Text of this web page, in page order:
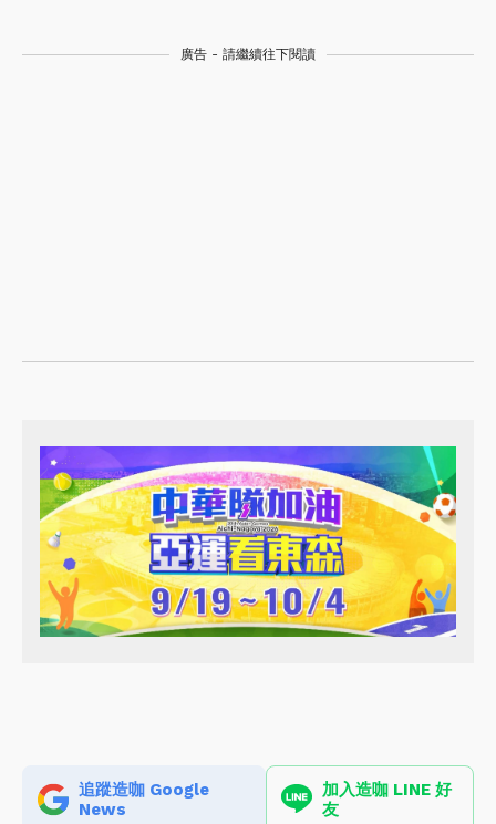
廣告 - 請繼續往下閱讀
追蹤造咖 Google
News
加入造咖 LINE 好
友